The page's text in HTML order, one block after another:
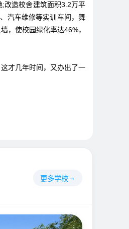
改造校舍建筑面积3.2万平
汽车维修等实训车间，舞
，使校园绿化率达46%，
才几年时间，又办出了一
更多学校